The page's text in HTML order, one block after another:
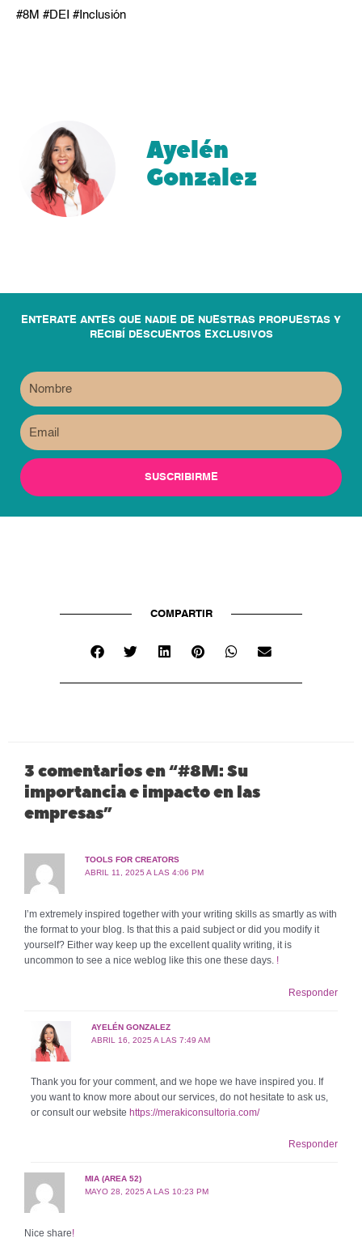
#8M #DEI #Inclusión
Ayelén
Gonzalez
ENTERATE ANTES QUE NADIE DE NUESTRAS PROPUESTAS Y
RECIBÍ DESCUENTOS EXCLUSIVOS
Name
Email
SUSCRIBIRME
COMPARTIR
3 comentarios en “#8M: Su
importancia e impacto en las
empresas”
TOOLS FOR CREATORS
ABRIL 11, 2025 A LAS 4:06 PM
I’m extremely inspired together with your writing skills as smartly as with
the format to your blog. Is that this a paid subject or did you modify it
yourself? Either way keep up the excellent quality writing, it is
uncommon to see a nice weblog like this one these days. !
Responder
AYELÉN GONZALEZ
ABRIL 16, 2025 A LAS 7:49 AM
Thank you for your comment, and we hope we have inspired you. If
you want to know more about our services, do not hesitate to ask us,
or consult our website https://merakiconsultoria.com/
Responder
MIA (AREA 52)
MAYO 28, 2025 A LAS 10:23 PM
Nice share!